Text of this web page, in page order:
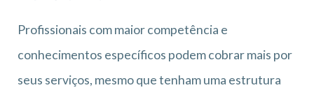
Profissionais com maior competência e
conhecimentos específicos podem cobrar mais por
seus serviços, mesmo que tenham uma estrutura